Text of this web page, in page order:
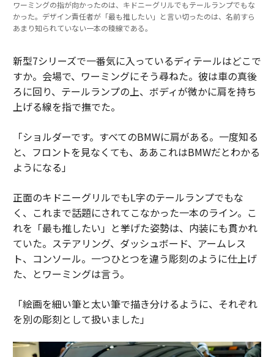
ワーミングの指が向かったのは、キドニーグリルでもテールランプでもな
かった。デザイン責任者が「最も推したい」と言い切ったのは、名前すら
あまり知られていない一本の稜線である。
新型7シリーズで一番気に入っているディテールはどこで
すか。会場で、ワーミングにそう尋ねた。彼は車の真後
ろに回り、テールランプの上、ボディが微かに肩を持ち
上げる線を指で撫でた。
「ショルダーです。すべてのBMWに肩がある。一度知る
と、フロントを見なくても、ああこれはBMWだとわかる
ようになる」
正面のキドニーグリルでもL字のテールランプでもな
く、これまで話題にされてこなかった一本のライン。こ
れを「最も推したい」と挙げた姿勢は、内装にも貫かれ
ていた。ステアリング、ダッシュボード、アームレス
ト、コンソール。一つひとつを違う彫刻のように仕上げ
た、とワーミングは言う。
「絵画を細い筆と太い筆で描き分けるように、それぞれ
を別の彫刻として扱いました」